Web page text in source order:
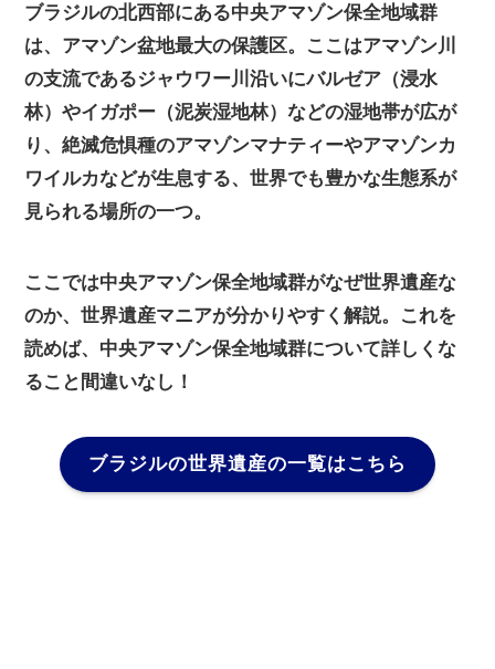
ブラジルの北西部にある中央アマゾン保全地域群
は、アマゾン盆地最大の保護区。ここはアマゾン川
の支流であるジャウワー川沿いにバルゼア（浸水
林）やイガポー（泥炭湿地林）などの湿地帯が広が
り、絶滅危惧種のアマゾンマナティーやアマゾンカ
ワイルカなどが生息する、世界でも豊かな生態系が
見られる場所の一つ。
ここでは中央アマゾン保全地域群がなぜ世界遺産な
のか、世界遺産マニアが分かりやすく解説。これを
読めば、中央アマゾン保全地域群について詳しくな
ること間違いなし！
ブラジルの世界遺産の一覧はこちら